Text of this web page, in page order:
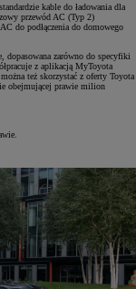
kable do ładowania dla
przewód AC (Typ 2)
do podłączenia do domowego
dopasowana zarówno do specyfiki
z aplikacją MyToyota
też skorzystać z oferty Toyota
obejmującej prawie milion